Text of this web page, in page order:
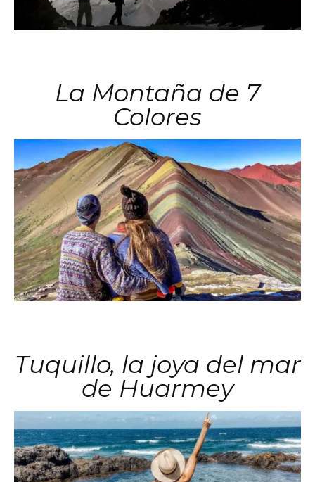
La Montaña de 7
Colores
Tuquillo, la joya del mar
de Huarmey